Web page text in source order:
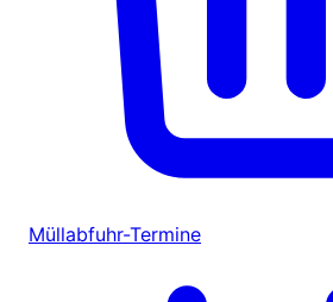
Müllabfuhr-Termine